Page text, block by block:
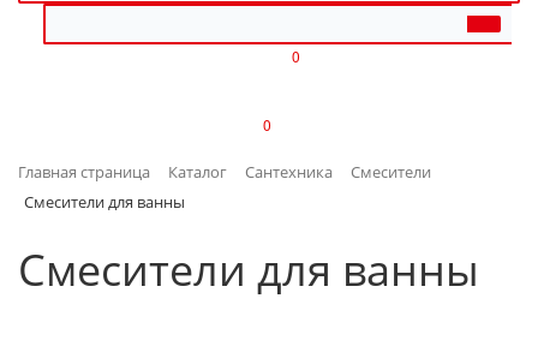
ДЕТСКИЕ ТОВАРЫ
ИНТЕРЬЕР
0
0
Главная страница Каталог Сантехника
Смесители
Смесители для ванны
Смесители для ванны